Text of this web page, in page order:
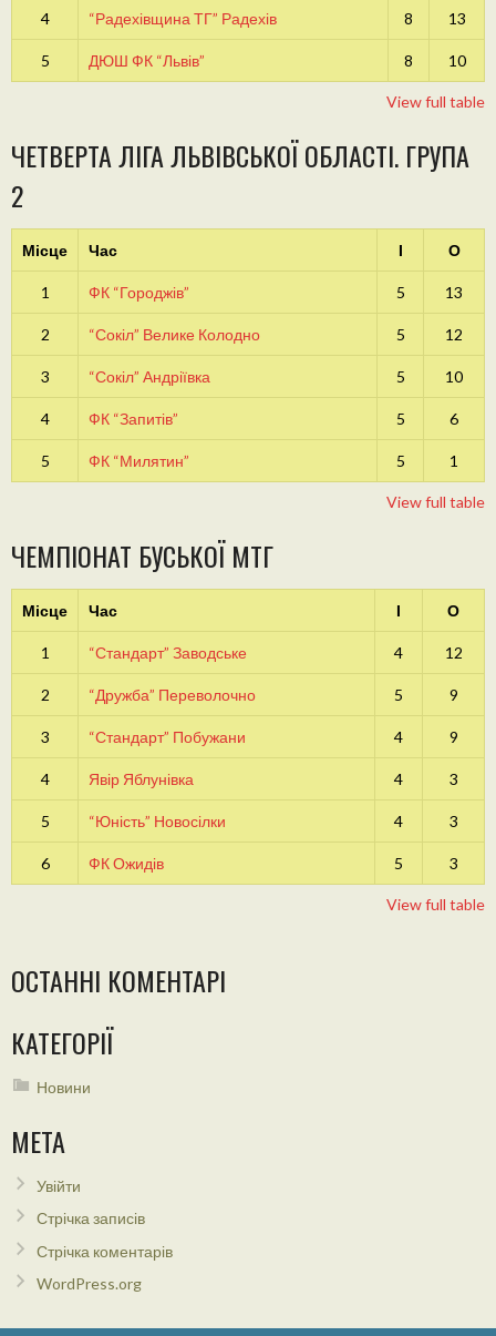
4 “Радехівщина ТГ” Радехів 8 13
5 ДЮШ ФК “Львів” 8 10
View full table
ЧЕТВЕРТА ЛІГА ЛЬВІВСЬКОЇ ОБЛАСТІ. ГРУПА
2
Місце Час І О
1 ФК “Городжів” 5 13
2 “Сокіл” Велике Колодно 5 12
3 “Сокіл” Андріївка 5 10
4 ФК “Запитів” 5 6
5 ФК “Милятин” 5 1
View full table
ЧЕМПІОНАТ БУСЬКОЇ МТГ
Місце Час І О
1 “Стандарт” Заводське 4 12
2 “Дружба” Переволочно 5 9
3 “Стандарт” Побужани 4 9
4 Явір Яблунівка 4 3
5 “Юність” Новосілки 4 3
6 ФК Ожидів 5 3
View full table
ОСТАННІ КОМЕНТАРІ
КАТЕГОРІЇ
Новини
МЕТА
Увійти
Стрічка записів
Стрічка коментарів
WordPress.org